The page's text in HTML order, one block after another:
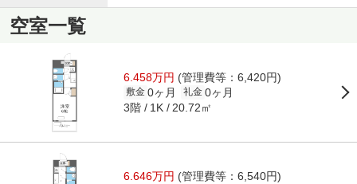
空室一覧
6.458万円 (管理費等：6,420円)
敷金 0ヶ月 礼金 0ヶ月
3階 1K 20.72㎡
6.646万円 (管理費等：6,540円)